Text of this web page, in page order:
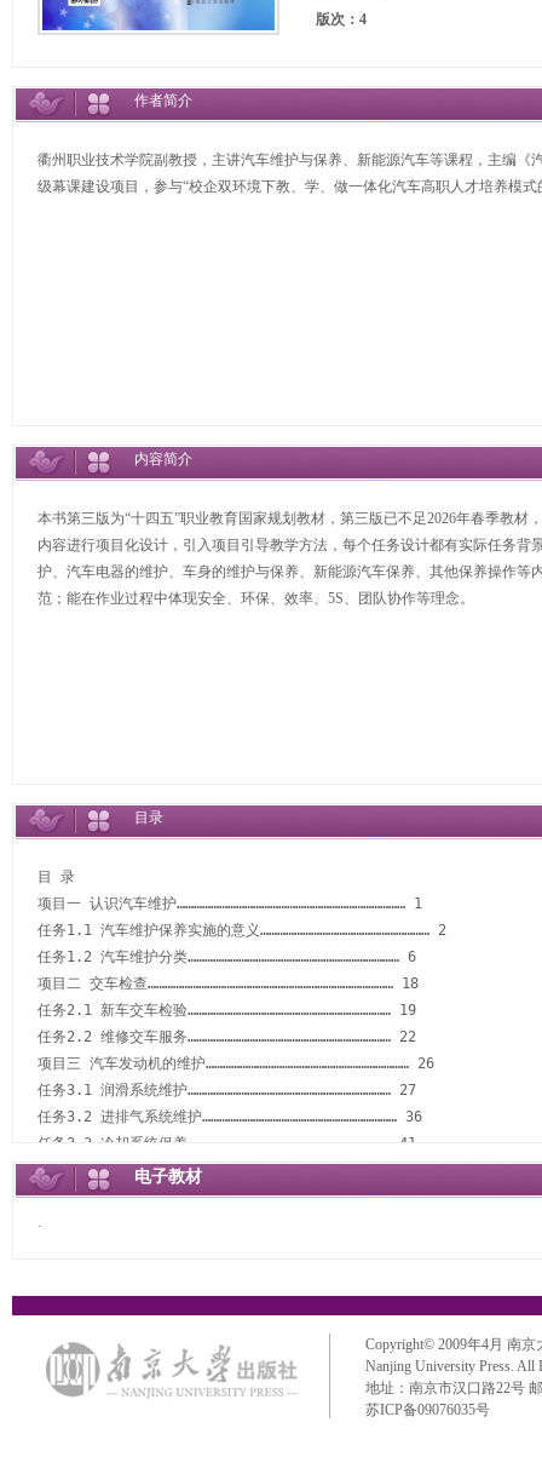
版次：4
作者简介
衢州职业技术学院副教授，主讲汽车维护与保养、新能源汽车等课程，主编《
级幕课建设项目，参与“校企双环境下教、学、做一体化汽车高职人才培养模
内容简介
本书第三版为“十四五”职业教育国家规划教材，第三版已不足2026年春季教
内容进行项目化设计，引入项目引导教学方法，每个任务设计都有实际任务
护、汽车电器的维护、车身的维护与保养、新能源汽车保养、其他保养操作
范；能在作业过程中体现安全、环保、效率、5S、团队协作等理念。
目录
目 录
项目一 认识汽车维护……………………………………………………………………… 1
任务1.1 汽车维护保养实施的意义…………………………………………………… 2
任务1.2 汽车维护分类………………………………………………………………… 6
项目二 交车检查…………………………………………………………………………… 18
任务2.1 新车交车检验……………………………………………………………… 19
任务2.2 维修交车服务……………………………………………………………… 22
项目三 汽车发动机的维护……………………………………………………………… 26
任务3.1 润滑系统维护……………………………………………………………… 27
任务3.2 进排气系统维护…………………………………………………………… 36
任务3.3 冷却系统保养……………………………………………………………… 41
任务3.4 燃油供给系统维护………………………………………………………… 46
任务3.5 点火系统保养……………………………………………………………… 53
项目四 汽车底盘的维护………………………………………………………………… 60
任务4.4 制动系统的检查与维护…………………………………………………… 86
任务4.5 四轮定位的检测与调整…………………………………………………… 97
任务4.6 转向系统的检查与维护…………………………………………………… 107
任务4.7 汽车底盘综合检查………………………………………………………… 112
电子教材
·
Copyright© 2009年4月 南京
Nanjing University Press. All
地址：南京市汉口路22号
苏ICP备09076035号